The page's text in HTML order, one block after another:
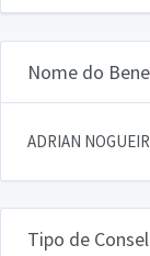
Nome do
ADRIAN
Tipo de